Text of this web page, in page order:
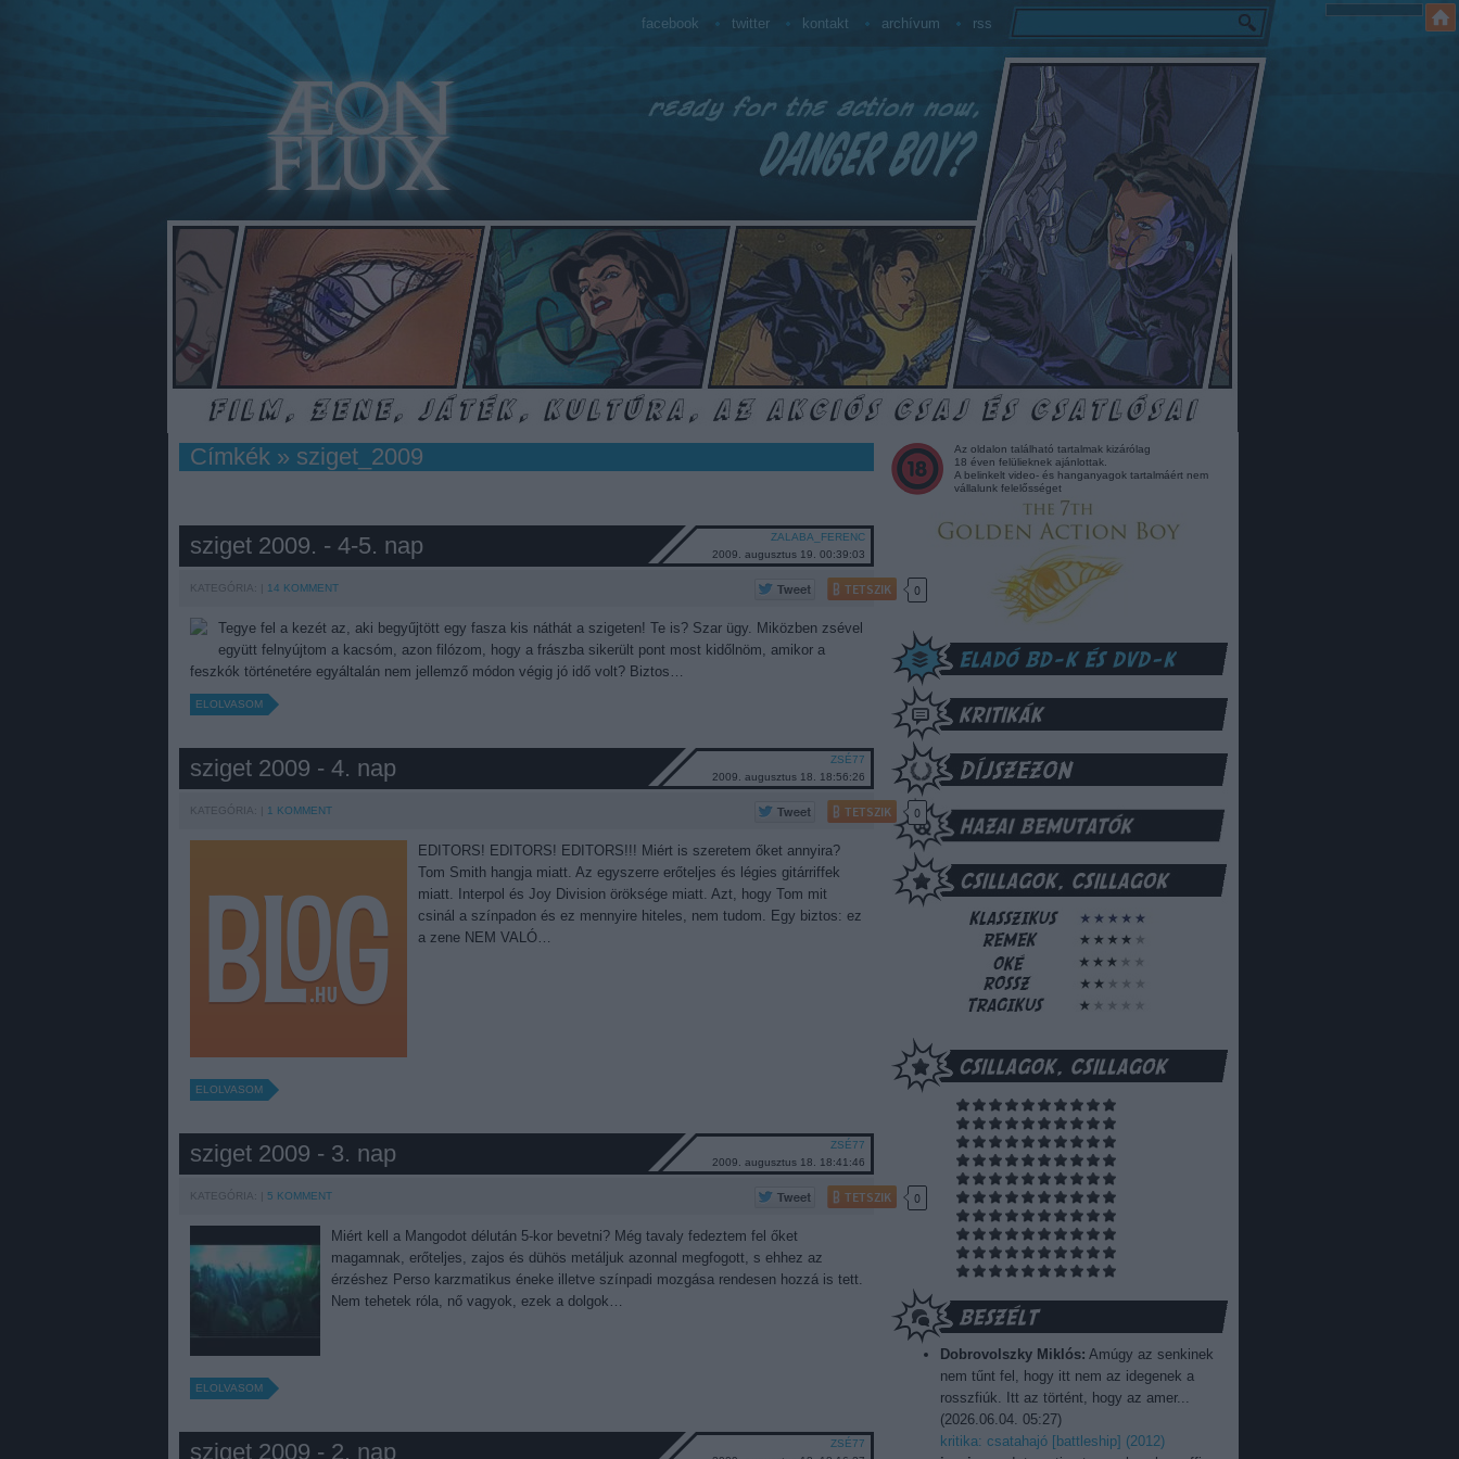
facebook twitter kontakt archívum rss
Címkék» sziget_2009
sziget 2009. - 4-5. nap
ZALABA_FERENC
2009. augusztus 19. 00:39:03
KATEGÓRIA: 14 KOMMENT TETSZIK 0
Tegye fel a kezét az, aki begyűjtött egy fasza kis náthát a szigeten! Te is? Szar ügy. Miközben zsével
együtt felnyújtom a kacsóm, azon filózom, hogy a frászba sikerült pont most kidőlnöm, amikor a
feszkók történetére egyáltalán nem jellemző módon végig jó idő volt? Biztos…
ELOLVASOM
sziget 2009 - 4. nap
ZSÉ77
2009. augusztus 18. 18:56:26
KATEGÓRIA: 1 KOMMENT TETSZIK 0
EDITORS! EDITORS! EDITORS!!! Miért is szeretem őket annyira?
Tom Smith hangja miatt. Az egyszerre erőteljes és légies gitárriffek
miatt. Interpol és Joy Division öröksége miatt. Azt, hogy Tom mit
csinál a színpadon és ez mennyire hiteles, nem tudom. Egy biztos: ez
a zene NEM VALÓ…
ELOLVASOM
sziget 2009 - 3. nap
ZSÉ77
2009. augusztus 18. 18:41:46
KATEGÓRIA: 5 KOMMENT TETSZIK 0
Miért kell a Mangodot délután 5-kor bevetni? Még tavaly fedeztem fel őket
magamnak, erőteljes, zajos és dühös metáljuk azonnal megfogott, s ehhez az
érzéshez Perso karzmatikus éneke illetve színpadi mozgása rendesen hozzá is tett.
Nem tehetek róla, nő vagyok, ezek a dolgok…
ELOLVASOM
sziget 2009 - 2. nap
ZSÉ77
Az oldalon található tartalmak kizárólag
18 éven felülieknek ajánlottak.
A belinkelt video- és hanganyagok tartalmáért nem
vállalunk felelősséget
Dobrovolszky Miklós: Amúgy az senkinek
nem tűnt fel, hogy itt nem az idegenek a
rosszfiúk. Itt az történt, hogy az amer...
(2026.06.04. 05:27)
kritika: csatahajó [battleship] (2012)